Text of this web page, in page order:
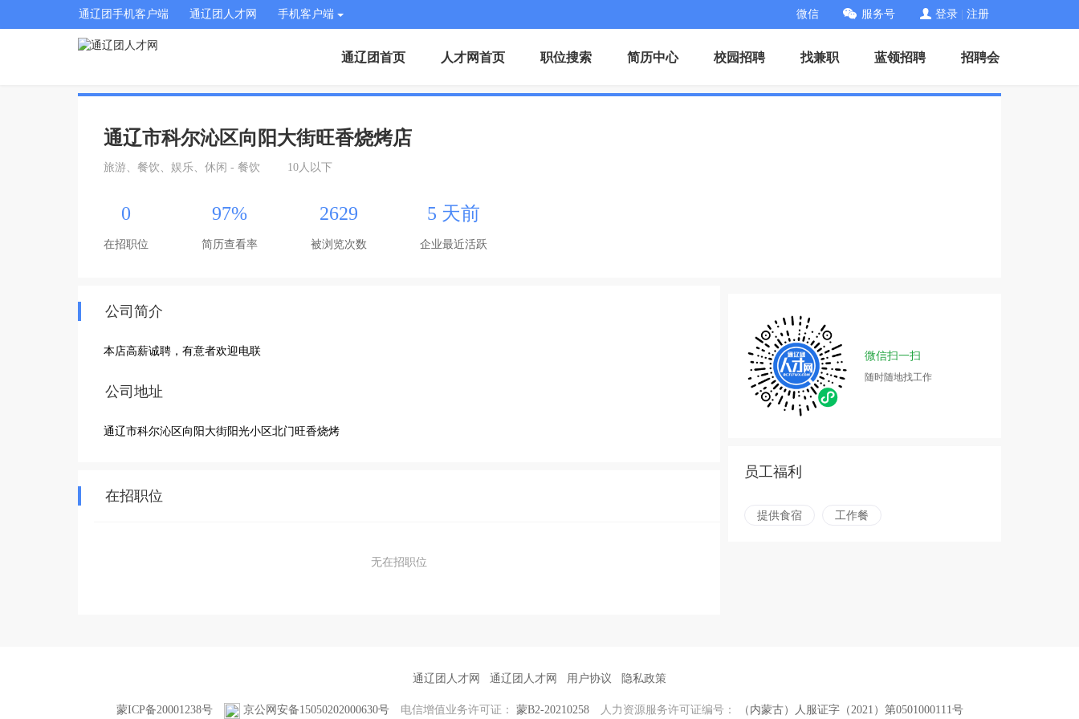
通辽团手机客户端 通辽团人才网 手机客户端 微信 服务号 登录 注册
通辽团首页 人才网首页 职位搜索 简历中心 校园招聘 找兼职 蓝领招聘 招聘会
通辽市科尔沁区向阳大街旺香烧烤店
旅游、餐饮、娱乐、休闲 - 餐饮 10人以下
0
在招职位
97%
简历查看率
2629
被浏览次数
5 天前
企业最近活跃
公司简介
本店高薪诚聘，有意者欢迎电联
公司地址
通辽市科尔沁区向阳大街阳光小区北门旺香烧烤
在招职位
无在招职位
微信扫一扫
随时随地找工作
员工福利
提供食宿 工作餐
通辽团人才网 通辽团人才网 用户协议 隐私政策
蒙ICP备20001238号 京公网安备15050202000630号 电信增值业务许可证： 蒙B2-20210258 人力资源服务许可证编号： （内蒙古）人服证字（2021）第0501000111号